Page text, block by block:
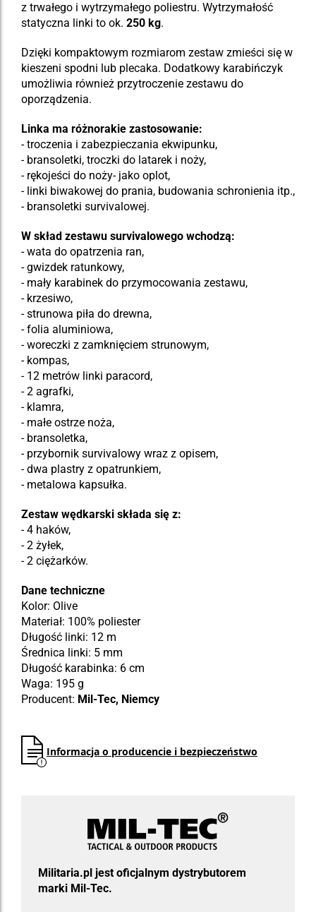
z trwałego i wytrzymałego poliestru. Wytrzymałość
statyczna linki to ok. 250 kg.
Dzięki kompaktowym rozmiarom zestaw zmieści się w
kieszeni spodni lub plecaka. Dodatkowy karabińczyk
umożliwia również przytroczenie zestawu do
oporządzenia.
Linka ma różnorakie zastosowanie:
- troczenia i zabezpieczania ekwipunku,
- bransoletki, troczki do latarek i noży,
- rękojeści do noży- jako oplot,
- linki biwakowej do prania, budowania schronienia itp.,
- bransoletki survivalowej.
W skład zestawu survivalowego wchodzą:
- wata do opatrzenia ran,
- gwizdek ratunkowy,
- mały karabinek do przymocowania zestawu,
- krzesiwo,
- strunowa piła do drewna,
- folia aluminiowa,
- woreczki z zamknięciem strunowym,
- kompas,
- 12 metrów linki paracord,
- 2 agrafki,
- klamra,
- małe ostrze noża,
- bransoletka,
- przybornik survivalowy wraz z opisem,
- dwa plastry z opatrunkiem,
- metalowa kapsułka.
Zestaw wędkarski składa się z:
- 4 haków,
- 2 żyłek,
- 2 ciężarków.
Dane techniczne
Kolor: Olive
Materiał: 100% poliester
Długość linki: 12 m
Średnica linki: 5 mm
Długość karabinka: 6 cm
Waga: 195 g
Producent: Mil-Tec, Niemcy
Informacja o producencie i bezpieczeństwo
Militaria.pl jest oficjalnym dystrybutorem
marki Mil-Tec.